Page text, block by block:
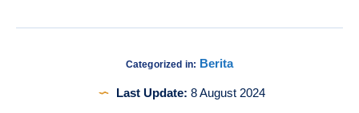
Categorized in: Berita
Last Update: 8 August 2024